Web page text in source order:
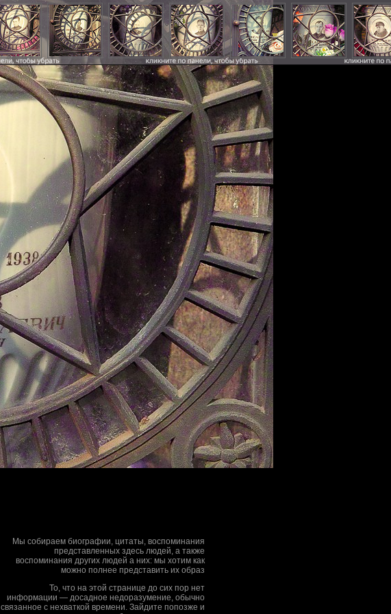
Мы собираем биографии, цитаты, воспоминания
представленных здесь людей, а также
воспоминания других людей а них: мы хотим как
можно полнее представить их образ
То, что на этой странице до сих пор нет
информации — досадное недоразумение, обычно
связанное с нехваткой времени. Зайдите попозже и